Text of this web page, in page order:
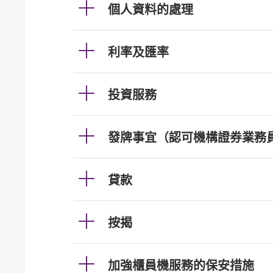
個人資料的處理
利率及匯率
投資服務
發牌事宜（認可機構證券業務
貸款
按揭
加強櫃員機服務的保安措施